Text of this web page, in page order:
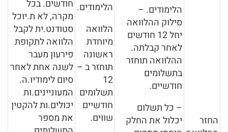
החזר
הלימודים. –
סילוק ההלוואה
יחל 12 חודשים
לאחר קבלתה.
ההלוואה תוחזר
בתשלומים
חודשיים.
– כל תשלום
יכלול את החלק
הלימודים.
הלוואה
מיוחדת
ראשונה
תוחזר ב –
12
תשלומים
חודשיים
שווים.
חודשים. בכל
מקרה, לא ת.יוכל
סטודנט.ית לקבל
הלוואה לתקופת
פירעון מעבר
לשנה אחת לאחר
סיום לימודיו.ה.
המעוניינים.ות
יכולים.ות להקטין
את מספר